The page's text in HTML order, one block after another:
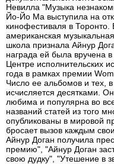
Невилла "Музыка
Йо-Йо Ма выступила на
кинофестиваля в Торонто.
американская
школа признала Айнур
награда ей была вручена
Центре исполнительских
года в рамках премии
Число ее альбомов и тех,
исчисляется десятками.
любима и популярна во
названий статей из того
опубликованы в мировой
бросает вызов каждым
Айнур Доган получила
премию", "Айнур Доган
свою дудку", "Утешение в